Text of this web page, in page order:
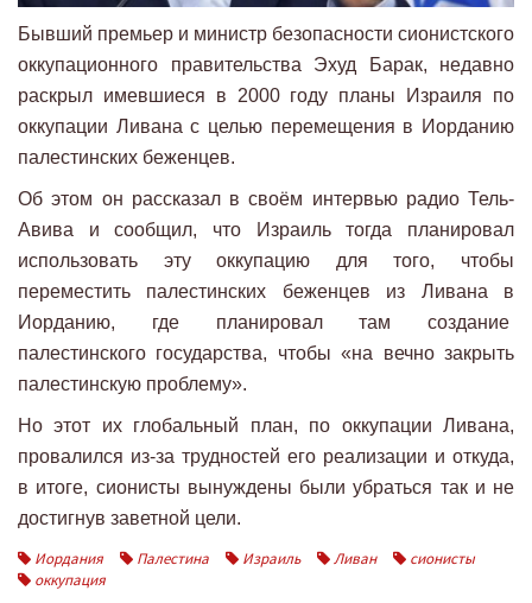
Бывший премьер и министр безопасности сионистского
оккупационного правительства Эхуд Барак, недавно
раскрыл имевшиеся в 2000 году планы Израиля по
оккупации Ливана с целью перемещения в Иорданию
палестинских беженцев.
Об этом он рассказал в своём интервью радио Тель-
Авива и сообщил, что Израиль тогда планировал
использовать эту оккупацию для того, чтобы
переместить палестинских беженцев из Ливана в
Иорданию, где планировал там создание
палестинского государства, чтобы «на вечно закрыть
палестинскую проблему».
Но этот их глобальный план, по оккупации Ливана,
провалился из-за трудностей его реализации и откуда,
в итоге, сионисты вынуждены были убраться так и не
достигнув заветной цели.
Иордания
Палестина Израиль Ливан
сионисты
оккупация